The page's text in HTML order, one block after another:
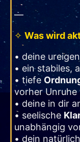
—
✧ Was wird
• deine
• ein stabiles,
• tiefe
vorher Unruhe
• deine in dir
• seelische
unabhängig
• dein